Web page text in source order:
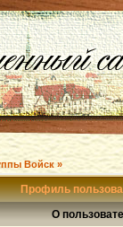
Войск »
Профиль
О